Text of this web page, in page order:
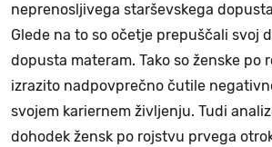
neprenosljivega starševskega
Glede na to so očetje prepuščali svoj
dopusta materam. Tako so ženske po
izrazito nadpovprečno čutile
svojem kariernem življenju. Tudi
dohodek žensk po rojstvu prvega